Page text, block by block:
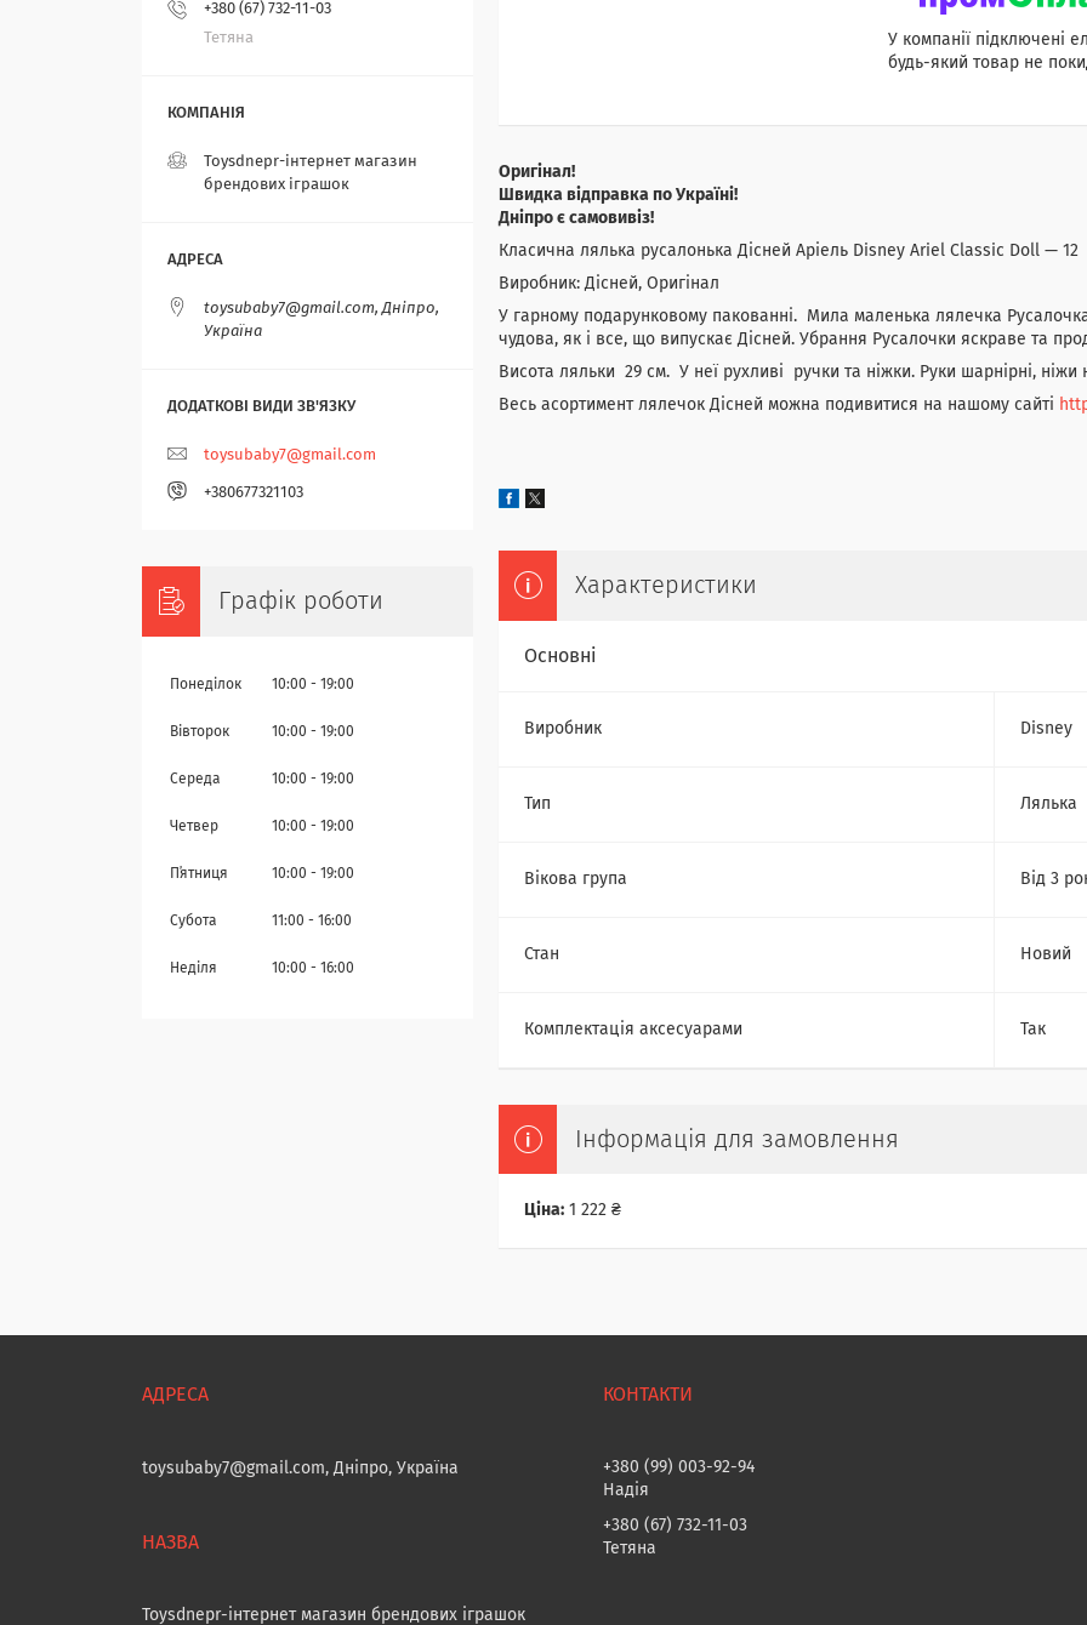
У компанії підключені
будь-який товар не
Оригінал!
Швидка відправка по Україні!
Дніпро є самовивіз!
Класична лялька русалонька Дісней Аріель Disney Ariel Classic Doll — 12
Виробник: Дісней, Оригінал
У гарному подарунковому пакованні. Мила маленька лялечка
чудова, як і все, що випускає Дісней. Убрання Русалочки яскраве та
Висота ляльки 29 см. У неї рухливі ручки та ніжки. Руки шарнірні, ніжи
Весь асортимент лялечок Дісней можна подивитися на нашому сайті
Характеристики
Основні
Виробник Disney
Тип Лялька
Вікова група Від 3
Стан Новий
Комплектація аксесуарами Так
Інформація для замовлення
Ціна: 1 222 ₴
+380 (67) 732-11-03
Тетяна
Toysdnepr-інтернет магазин
брендових іграшок
toysubaby7@gmail.com, Дніпро,
Україна
toysubaby7@gmail.com
+380677321103
Графік роботи
Понеділок 10:00 19:00
Вівторок 10:00 19:00
Середа 10:00 19:00
Четвер 10:00 19:00
Пʼятниця 10:00 19:00
Субота 11:00 16:00
Неділя 10:00 16:00
toysubaby7@gmail.com, Дніпро, Україна
Toysdnepr-інтернет магазин брендових іграшок
+380 (99) 003-92-94
Надія
+380 (67) 732-11-03
Тетяна